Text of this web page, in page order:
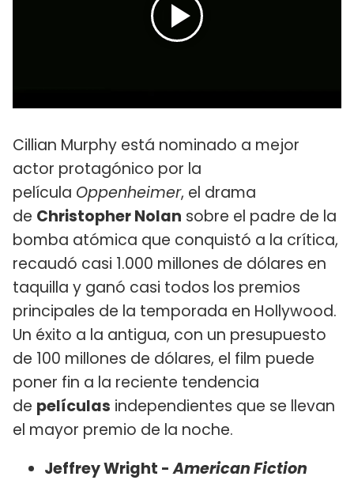
Cillian Murphy está nominado a mejor
actor protagónico por la
película Oppenheimer, el drama
de Christopher Nolan sobre el padre de la
bomba atómica que conquistó a la crítica,
recaudó casi 1.000 millones de dólares en
taquilla y ganó casi todos los premios
principales de la temporada en Hollywood.
Un éxito a la antigua, con un presupuesto
de 100 millones de dólares, el film puede
poner fin a la reciente tendencia
de películas independientes que se llevan
el mayor premio de la noche.
Jeffrey Wright -American Fiction